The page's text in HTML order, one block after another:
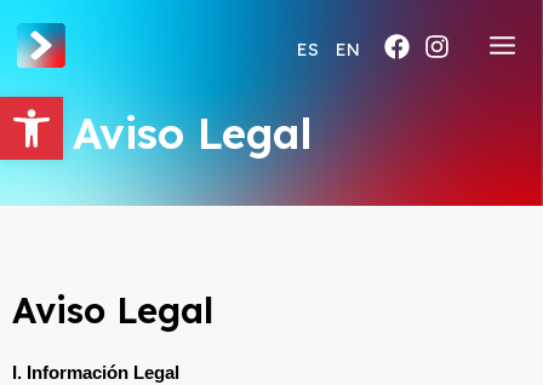
Abrir barra de herramientas
contenido
ES EN
Aviso Legal
Aviso Legal
I. Información Legal